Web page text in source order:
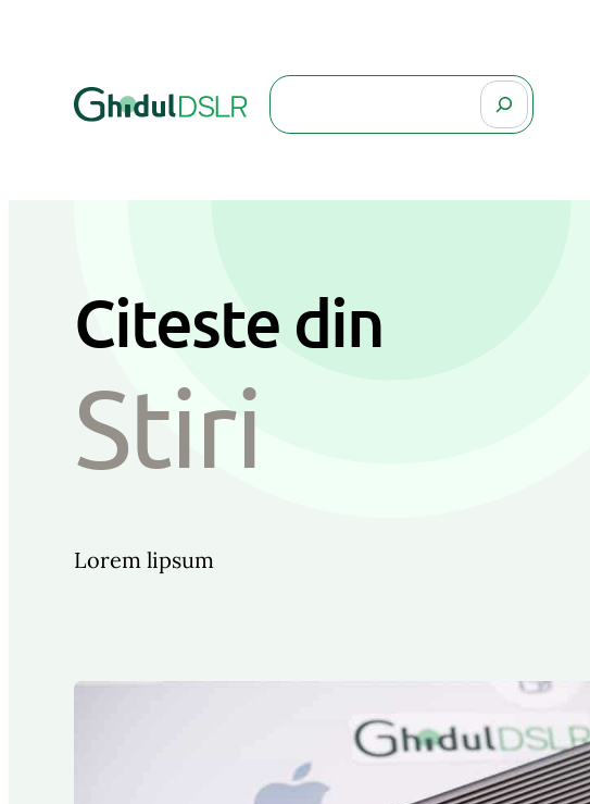
conținut
Search
Citeste din
Stiri
Lorem lipsum